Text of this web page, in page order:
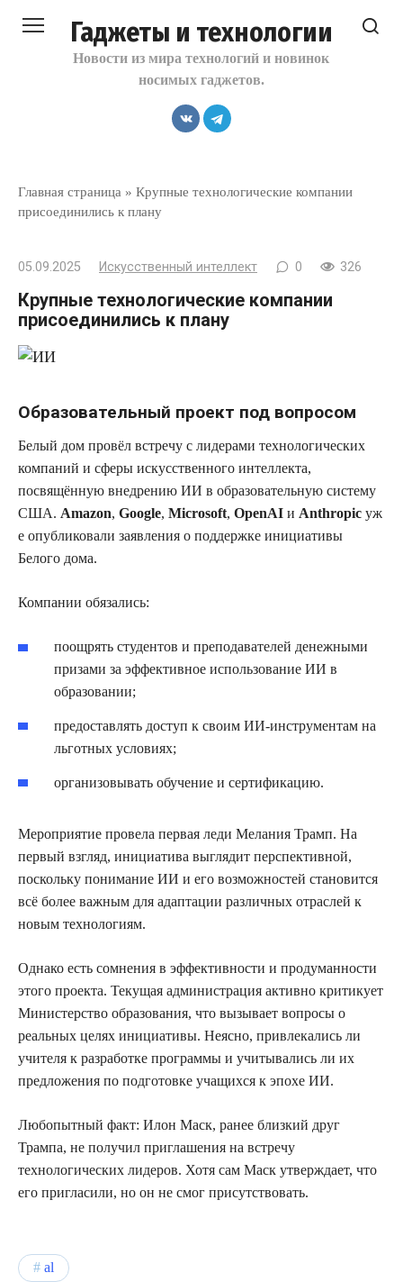
Гаджеты и технологии
Новости из мира технологий и новинок
носимых гаджетов.
Главная страница » Крупные технологические компании
присоединились к плану
05.09.2025 Искусственный интеллект 0 326
Крупные технологические компании
присоединились к плану
Образовательный проект под вопросом
Белый дом провёл встречу с лидерами технологических
компаний и сферы искусственного интеллекта,
посвящённую внедрению ИИ в образовательную систему
США. Amazon, Google, Microsoft, OpenAI и Anthropic уж
е опубликовали заявления о поддержке инициативы
Белого дома.
Компании обязались:
поощрять студентов и преподавателей денежными
призами за эффективное использование ИИ в
образовании;
предоставлять доступ к своим ИИ-инструментам на
льготных условиях;
организовывать обучение и сертификацию.
Мероприятие провела первая леди Мелания Трамп. На
первый взгляд, инициатива выглядит перспективной,
поскольку понимание ИИ и его возможностей становится
всё более важным для адаптации различных отраслей к
новым технологиям.
Однако есть сомнения в эффективности и продуманности
этого проекта. Текущая администрация активно критикует
Министерство образования, что вызывает вопросы о
реальных целях инициативы. Неясно, привлекались ли
учителя к разработке программы и учитывались ли их
предложения по подготовке учащихся к эпохе ИИ.
Любопытный факт: Илон Маск, ранее близкий друг
Трампа, не получил приглашения на встречу
технологических лидеров. Хотя сам Маск утверждает, что
его пригласили, но он не смог присутствовать.
al